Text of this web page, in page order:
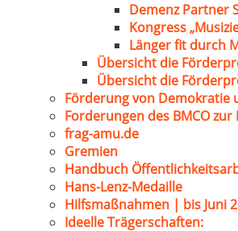
Demenz Partner
Kongress
Länger fit durch
Übersicht die
Übersicht die
Förderung von Demokratie
Forderungen des BMCO
frag-amu.de
Gremien
Handbuch
Hans-Lenz-Medaille
Hilfsmaßnahmen | bis Juni
Ideelle Trägerschaften: